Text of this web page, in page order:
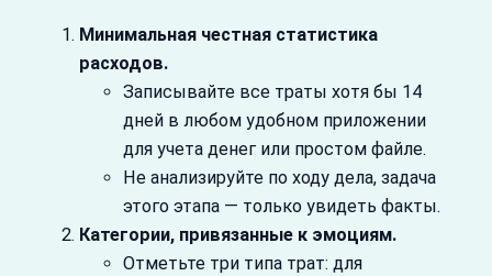
Минимальная честная статистика
расходов.
Записывайте все траты хотя бы 14
дней в любом удобном приложении
для учета денег или простом файле.
Не анализируйте по ходу дела, задача
этого этапа — только увидеть факты.
Категории, привязанные к эмоциям.
Отметьте три типа трат: для